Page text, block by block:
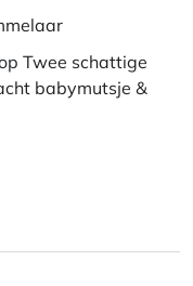
Twee schattige
babymutsje &